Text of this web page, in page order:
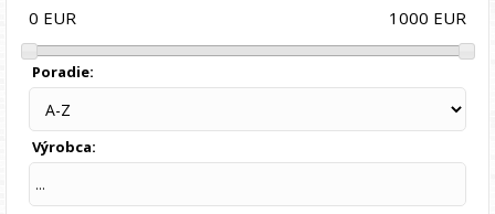
0 EUR 1000 EUR
Poradie:
Výrobca:
...